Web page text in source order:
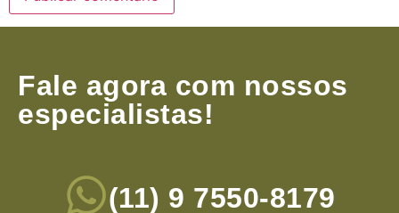
Fale agora com nossos
especialistas!
(11) 9 7550-8179